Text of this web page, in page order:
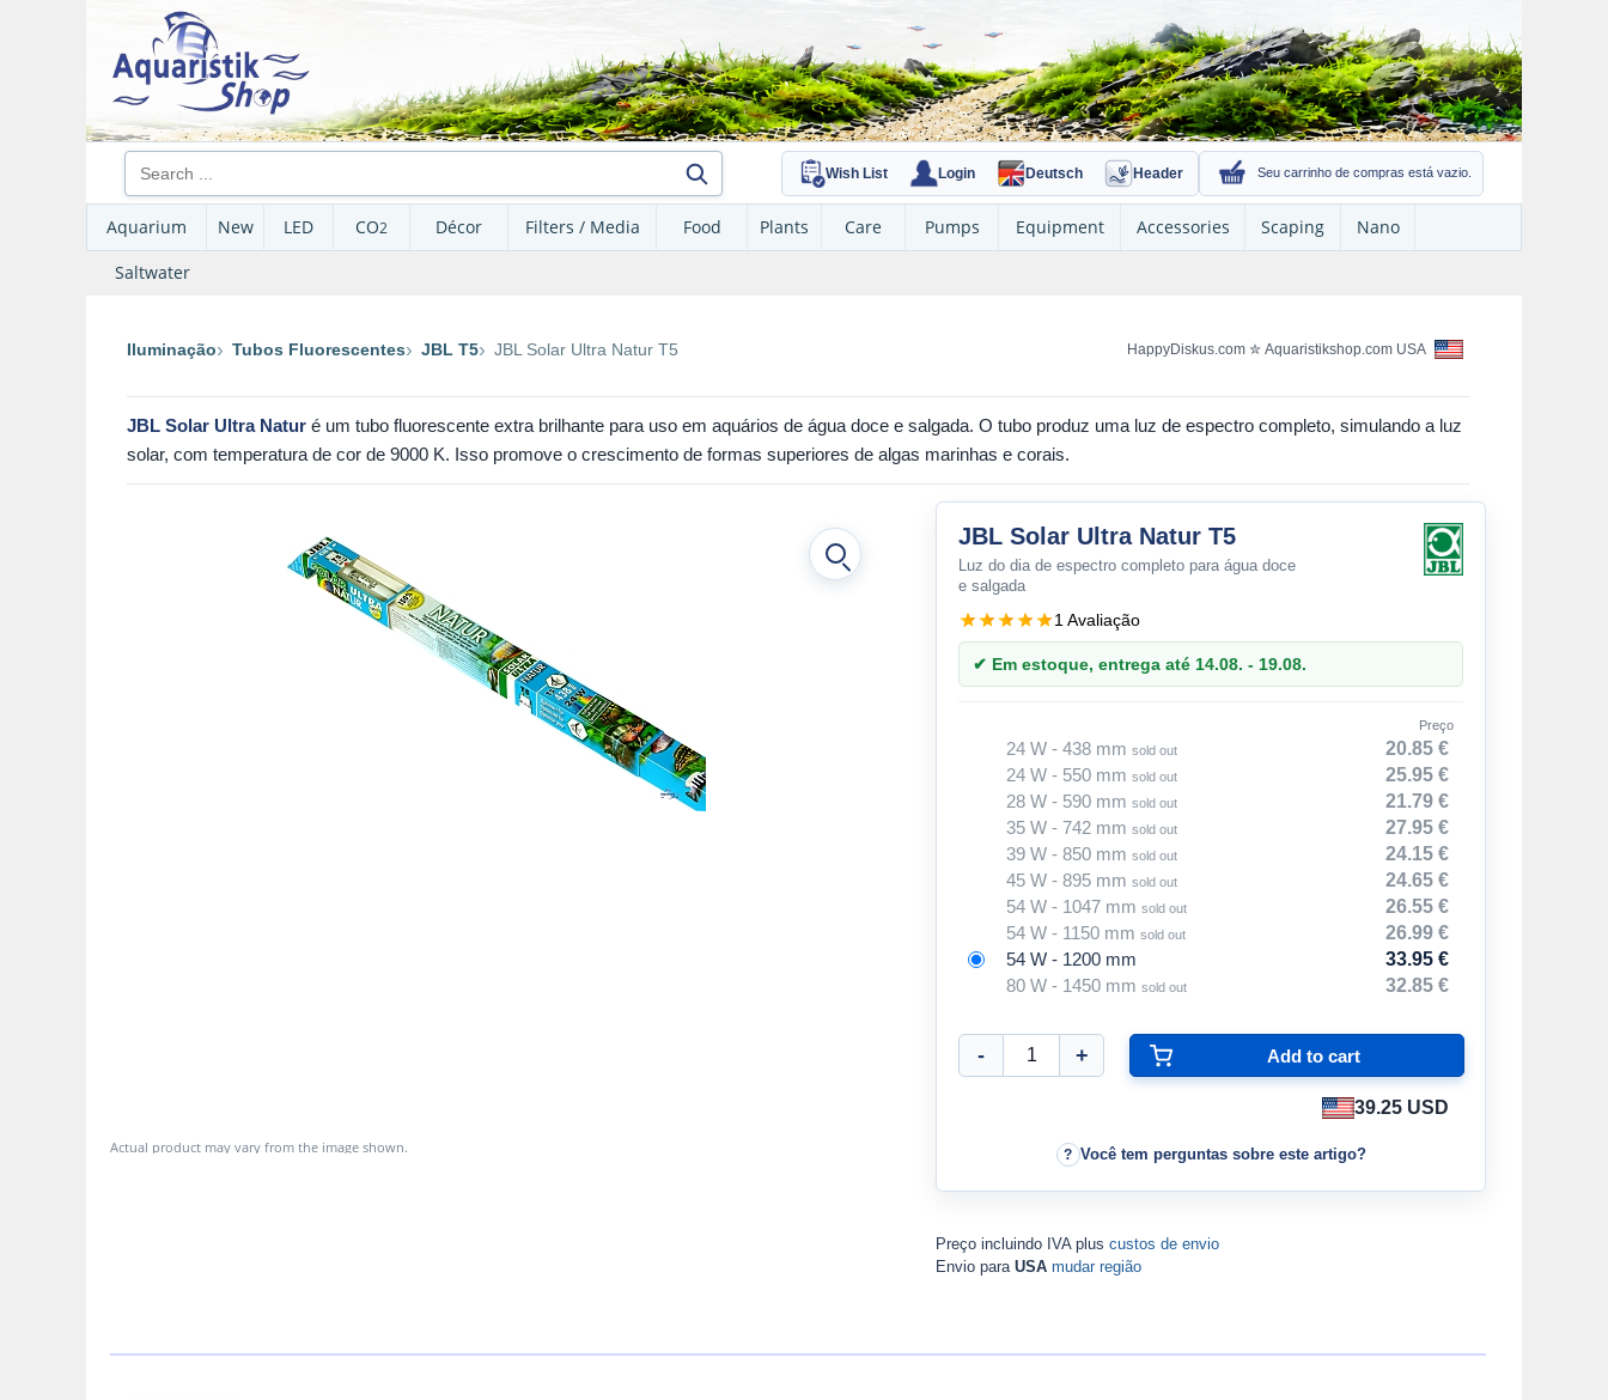
Wish List Login Deutsch Header Seu carrinho de compras está vazio.
Aquarium New LED CO2 Décor Filters / Media Food Plants Care Pumps Equipment Accessories Scaping
Nano
Saltwater
Iluminação Tubos Fluorescentes JBL T5 JBL Solar Ultra Natur T5 HappyDiskus.com ✮ Aquaristikshop.com USA
JBL Solar Ultra Natur é um tubo fluorescente extra brilhante para uso em aquários de água doce e salgada. O tubo produz uma luz de espectro completo, simulando a luz
solar, com temperatura de cor de 9000 K. Isso promove o crescimento de formas superiores de algas marinhas e corais.
Actual product may vary from the image shown.
JBL Solar Ultra Natur T5
Luz do dia de espectro completo para água doce
e salgada
1 Avaliação
✔ Em estoque, entrega até 14.08. - 19.08.
Preço
24 W - 438 mm sold out
20.85 €
24 W - 550 mm sold out
25.95 €
28 W - 590 mm sold out
21.79 €
35 W - 742 mm sold out
27.95 €
39 W - 850 mm sold out
24.15 €
45 W - 895 mm sold out
24.65 €
54 W - 1047 mm sold out
26.55 €
54 W - 1150 mm sold out
26.99 €
54 W - 1200 mm
33.95 €
80 W - 1450 mm sold out 32.85 €
39.25 USD
Você tem perguntas sobre este artigo?
Preço incluindo IVA plus custos de envio
Envio para USA mudar região